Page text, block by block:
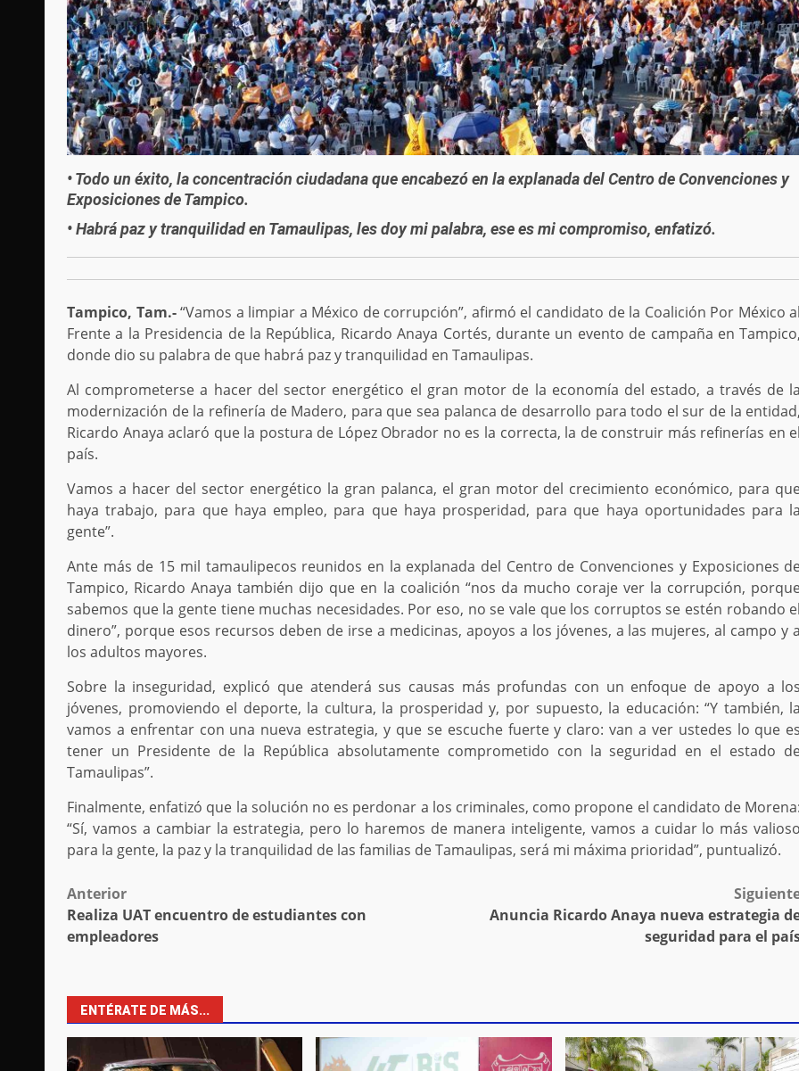
• Todo un éxito, la concentración ciudadana que encabezó en la explanada del Centro de Convenciones y
Exposiciones de Tampico.
• Habrá paz y tranquilidad en Tamaulipas, les doy mi palabra, ese es mi compromiso, enfatizó.
Tampico, Tam.-“Vamos a limpiar a México de corrupción”, afirmó el candidato de la Coalición Por México
Frente a la Presidencia de la República, Ricardo Anaya Cortés, durante un evento de campaña en
donde dio su palabra de que habrá paz y tranquilidad en Tamaulipas.
Al comprometerse a hacer del sector energético el gran motor de la economía del estado, a través de
modernización de la refinería de Madero, para que sea palanca de desarrollo para todo el sur de la
Ricardo Anaya aclaró que la postura de López Obrador no es la correcta, la de construir más refinerías en
país.
Vamos a hacer del sector energético la gran palanca, el gran motor del crecimiento económico, para
haya trabajo, para que haya empleo, para que haya prosperidad, para que haya oportunidades para
gente”.
Ante más de 15 mil tamaulipecos reunidos en la explanada del Centro de Convenciones y Exposiciones
Tampico, Ricardo Anaya también dijo que en la coalición “nos da mucho coraje ver la corrupción,
sabemos que la gente tiene muchas necesidades. Por eso, no se vale que los corruptos se estén robando
dinero”, porque esos recursos deben de irse a medicinas, apoyos a los jóvenes, a las mujeres, al campo y
los adultos mayores.
Sobre la inseguridad, explicó que atenderá sus causas más profundas con un enfoque de apoyo a
jóvenes, promoviendo el deporte, la cultura, la prosperidad y, por supuesto, la educación: “Y también,
vamos a enfrentar con una nueva estrategia, y que se escuche fuerte y claro: van a ver ustedes lo que
tener un Presidente de la República absolutamente comprometido con la seguridad en el estado
Tamaulipas”.
Finalmente, enfatizó que la solución no es perdonar a los criminales, como propone el candidato de
“Sí, vamos a cambiar la estrategia, pero lo haremos de manera inteligente, vamos a cuidar lo más
para la gente, la paz y la tranquilidad de las familias de Tamaulipas, será mi máxima prioridad”, puntualizó.
Post
navigation
Anterior
Realiza UAT encuentro de estudiantes con
empleadores
Anuncia Ricardo Anaya nueva estrategia
seguridad para el
ENTÉRATE DE MÁS...